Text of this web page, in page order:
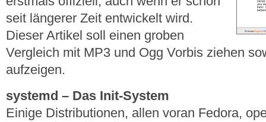
seit längerer Zeit entwickelt wird.
Dieser Artikel soll einen groben
Vergleich mit MP3 und Ogg Vorbis ziehen
aufzeigen.
systemd – Das Init-System
Einige Distributionen, allen voran Fedora,